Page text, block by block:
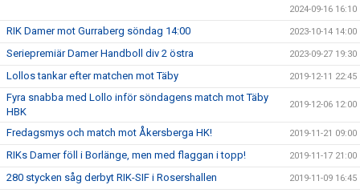
2024-09-16 16:10
RIK Damer mot Gurraberg söndag 14:00 2023-10-14 14:00
Seriepremiär Damer Handboll div 2 östra 2023-09-27 19:30
Lollos tankar efter matchen mot Täby 2019-12-11 22:45
Fyra snabba med Lollo inför söndagens match mot Täby
HBK
2019-12-06 12:00
Fredagsmys och match mot Åkersberga HK! 2019-11-21 09:00
RIKs Damer föll i Borlänge, men med flaggan i topp! 2019-11-17 21:00
280 stycken såg derbyt RIK-SIF i Rosershallen 2019-11-09 16:45